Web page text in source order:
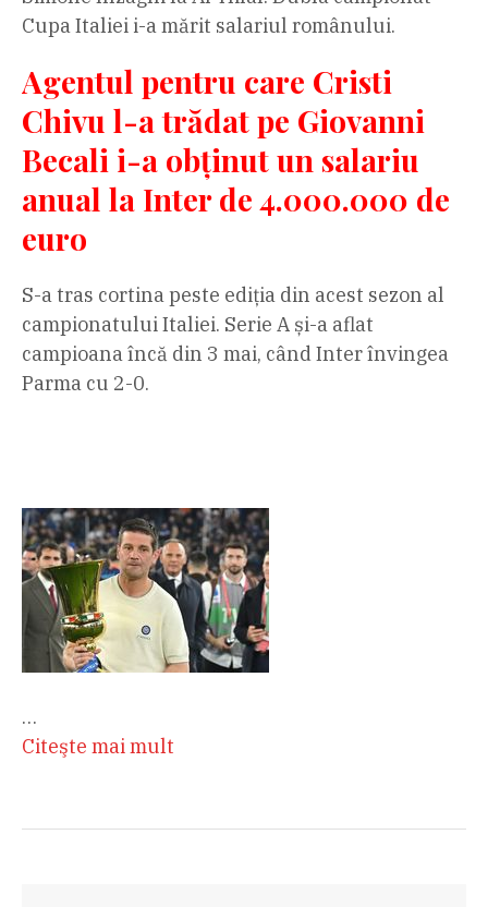
Cupa Italiei i-a mărit salariul românului.
Agentul pentru care Cristi
Chivu l-a trădat pe Giovanni
Becali i-a obținut un salariu
anual la Inter de 4.000.000 de
euro
S-a tras cortina peste ediția din acest sezon al
campionatului Italiei. Serie A și-a aflat
campioana încă din 3 mai, când Inter învingea
Parma cu 2-0.
…
Citeşte mai mult